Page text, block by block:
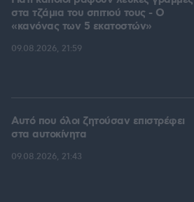
στα τζάμια του σπιτιού τους - Ο
«κανόνας των 5 εκατοστών»
09.08.2026, 21:59
Αυτό που όλοι ζητούσαν επιστρέφει
στα αυτοκίνητα
09.08.2026, 21:43